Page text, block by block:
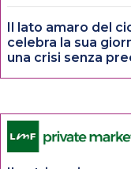
Il lato amaro del
celebra la sua
una crisi senza